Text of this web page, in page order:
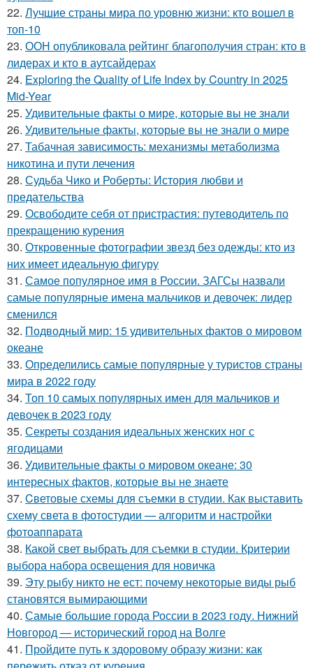
22. Лучшие страны мира по уровню жизни: кто вошел в
топ-10
23. ООН опубликовала рейтинг благополучия стран: кто в
лидерах и кто в аутсайдерах
24. Exploring the Quality of Life Index by Country in 2025
Mid-Year
25. Удивительные факты о мире, которые вы не знали
26. Удивительные факты, которые вы не знали о мире
27. Табачная зависимость: механизмы метаболизма
никотина и пути лечения
28. Судьба Чико и Роберты: История любви и
предательства
29. Освободите себя от пристрастия: путеводитель по
прекращению курения
30. Откровенные фотографии звезд без одежды: кто из
них имеет идеальную фигуру
31. Самое популярное имя в России. ЗАГСы назвали
самые популярные имена мальчиков и девочек: лидер
сменился
32. Подводный мир: 15 удивительных фактов о мировом
океане
33. Определились самые популярные у туристов страны
мира в 2022 году
34. Топ 10 самых популярных имен для мальчиков и
девочек в 2023 году
35. Секреты создания идеальных женских ног с
ягодицами
36. Удивительные факты о мировом океане: 30
интересных фактов, которые вы не знаете
37. Cветовые схемы для съемки в студии. Как выставить
схему света в фотостудии — алгоритм и настройки
фотоаппарата
38. Какой свет выбрать для съемки в студии. Критерии
выбора набора освещения для новичка
39. Эту рыбу никто не ест: почему некоторые виды рыб
становятся вымирающими
40. Самые большие города России в 2023 году. Нижний
Новгород — исторический город на Волге
41. Пройдите путь к здоровому образу жизни: как